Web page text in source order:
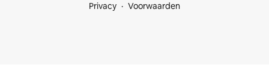
Privacy
Voorwaarden